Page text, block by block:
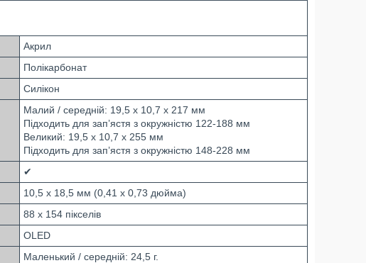
Акрил
Полікарбонат
Силікон
Малий / середній: 19,5 x 10,7 x 217 мм
Підходить для зап’ястя з окружністю 122-188 мм
Великий: 19,5 x 10,7 x 255 мм
Підходить для зап’ястя з окружністю 148-228 мм
✔
10,5 x 18,5 мм (0,41 x 0,73 дюйма)
88 x 154 пікселів
OLED
Маленький / середній: 24,5 г.